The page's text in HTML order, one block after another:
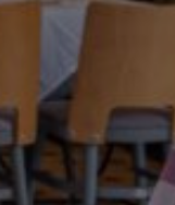
12:00
13:00
14:00
14:15
15:00
15:15
16:00
16:15